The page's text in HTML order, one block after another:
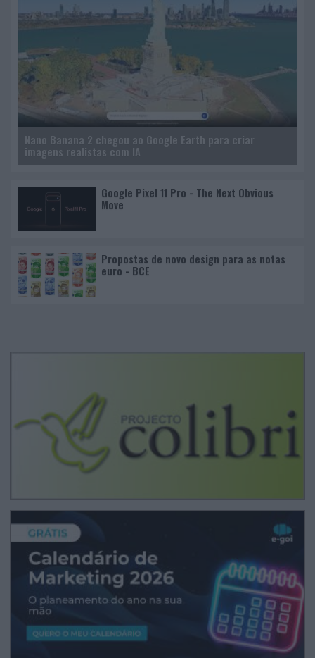
Nano Banana 2 chegou ao Google Earth para criar
imagens realistas com IA
Google Pixel 11 Pro - The Next Obvious
Move
Propostas de novo design para as notas
euro - BCE